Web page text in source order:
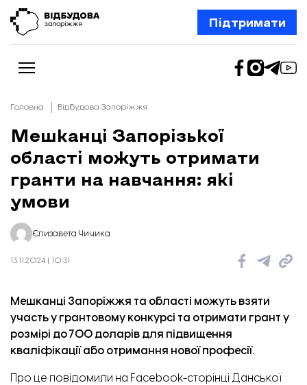
Підтримати
Новини
Відбудова Запоріжжя
Ексклюзив
Бізнес
Шлях додому
Колонки
Про нас
Редакційна політика
Головна Відбудова Запоріжжя
Мешканці Запорізької
області можуть отримати
гранти на навчання: які
умови
Єлизавета Чичика
13.11.2024 | 10:31
Мешканці Запоріжжя та області можуть взяти
участь у грантовому конкурсі та отримати грант у
розмірі до 700 доларів для підвищення
кваліфікації або отримання нової професії.
Про це повідомили на Facebook-сторінці Данської